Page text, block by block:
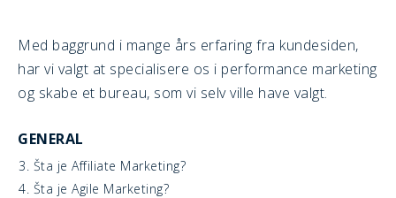
Med baggrund i mange års erfaring fra kundesiden,
har vi valgt at specialisere os i performance marketing
og skabe et bureau, som vi selv ville have valgt.
GENERAL
3. Šta je Affiliate Marketing?
4. Šta je Agile Marketing?